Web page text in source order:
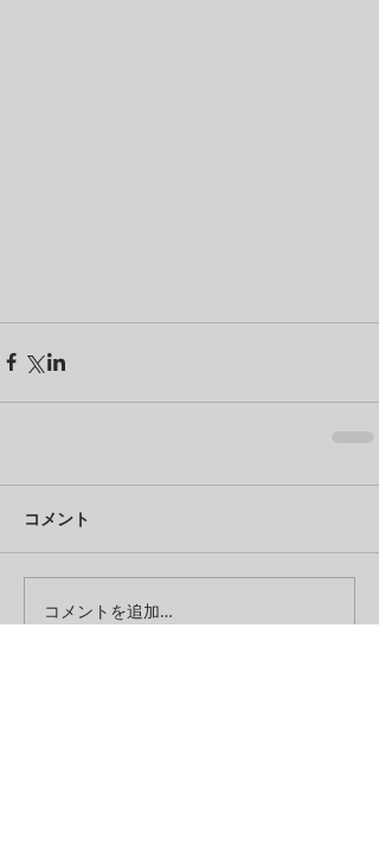
コメント
コメントを追加…